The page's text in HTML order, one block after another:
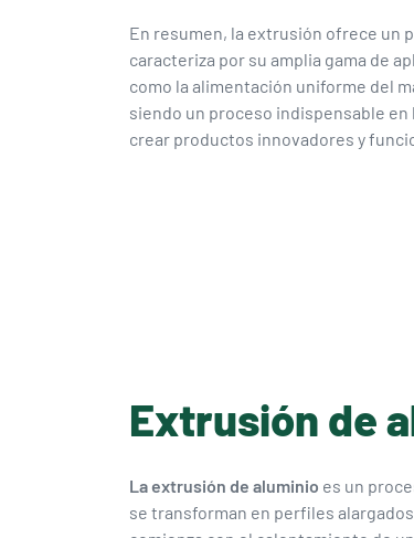
En resumen, la extrusión ofrece un
caracteriza por su amplia gama de
como la alimentación uniforme del
siendo un proceso indispensable
crear productos innovadores y
Extrusión de
La extrusión de aluminio es un
se transforman en perfiles